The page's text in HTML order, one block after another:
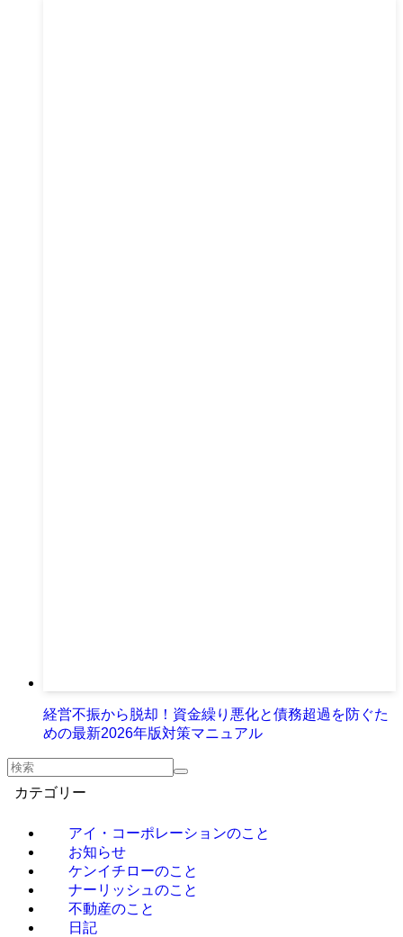
経営不振から脱却！資金繰り悪化と債務超過を防ぐた
めの最新2026年版対策マニュアル
カテゴリー
アイ・コーポレーションのこと
お知らせ
ケンイチローのこと
ナーリッシュのこと
不動産のこと
日記